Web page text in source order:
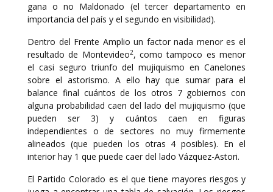
gana o no Maldonado (el tercer departamento en
importancia del país y el segundo en visibilidad).
Dentro del Frente Amplio un factor nada menor es el
resultado de Montevideo2, como tampoco es menor
el casi seguro triunfo del mujiquismo en Canelones
sobre el astorismo. A ello hay que sumar para el
balance final cuántos de los otros 7 gobiernos con
alguna probabilidad caen del lado del mujiquismo (que
pueden ser 3) y cuántos caen en figuras
independientes o de sectores no muy firmemente
alineados (que pueden los otras 4 posibles). En el
interior hay 1 que puede caer del lado Vázquez-Astori.
El Partido Colorado es el que tiene mayores riesgos y